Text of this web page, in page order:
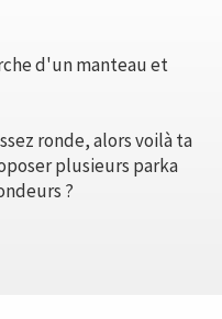
d'un manteau et
ronde, alors voilà ta
plusieurs parka
?